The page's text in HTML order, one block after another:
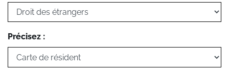
Précisez :